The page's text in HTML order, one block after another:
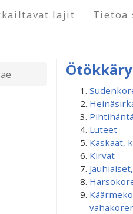
lajit Tietoa
Luteet
Kaskaat,
Kirvat